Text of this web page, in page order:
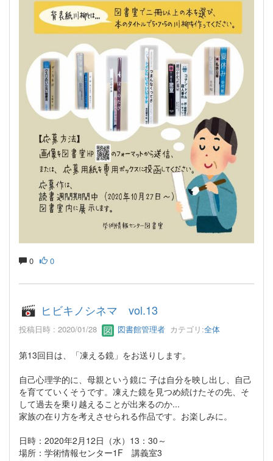
0 0
ヒビキノシネマ vol.13
投稿日時 : 2020/01/28 図書館管理者 カテゴリ:全体
第13回目は、「凍える鏡」をお送りします。
自己心理学的に、母親という鏡に 子は自分を映し出し、自己
を育てていくそうです。凍えた鏡を見つめ続けたその先、そ
して過去を乗り越えることが出来るのか...
家族の在り方を考えさせられる作品です。お楽しみに。
日時：2020年2月12日（水）13：30～
場所：学術情報センター1F 講義室3